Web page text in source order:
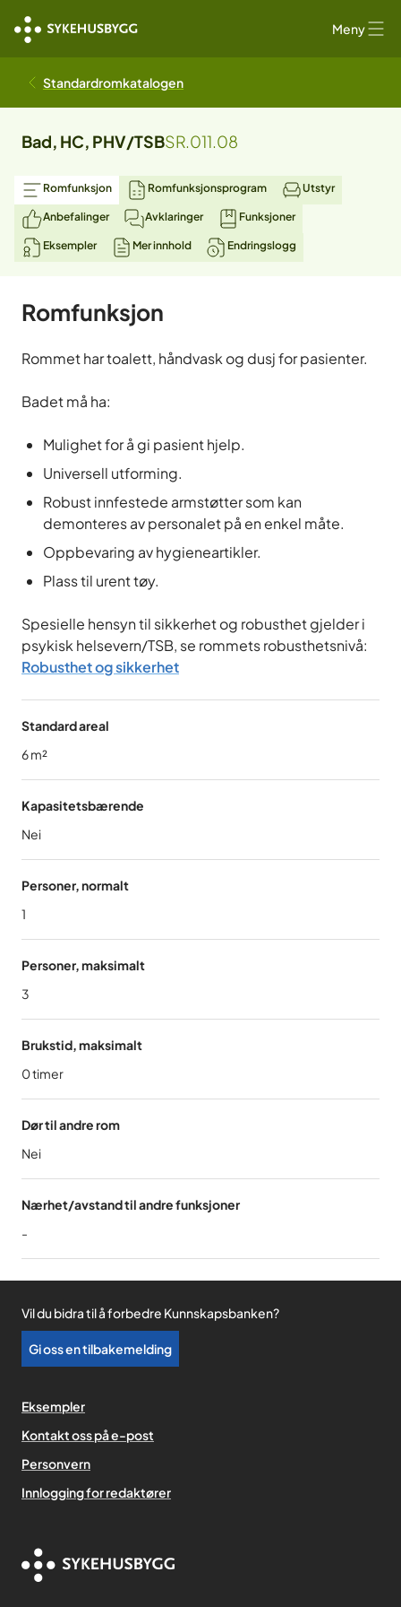
Meny
Standardromkatalogen
Bad, HC, PHV/TSBSR.011.08
Romfunksjon Romfunksjonsprogram Utstyr
Anbefalinger Avklaringer Funksjoner
Eksempler Mer innhold Endringslogg
Romfunksjon
Rommet har toalett, håndvask og dusj for pasienter.
Badet må ha:
Mulighet for å gi pasient hjelp.
Universell utforming.
Robust innfestede armstøtter som kan
demonteres av personalet på en enkel måte.
Oppbevaring av hygieneartikler.
Plass til urent tøy.
Spesielle hensyn til sikkerhet og robusthet gjelder i
psykisk helsevern/TSB, se rommets robusthetsnivå:
Robusthet og sikkerhet
Standard areal
6m²
Kapasitetsbærende
Nei
Personer, normalt
1
Personer, maksimalt
3
Brukstid, maksimalt
0timer
Dør til andre rom
Nei
Nærhet/avstand til andre funksjoner
-
Vil du bidra til å forbedre Kunnskapsbanken?
Gi oss en tilbakemelding
Eksempler
Kontakt oss på e-post
Personvern
Innlogging for redaktører